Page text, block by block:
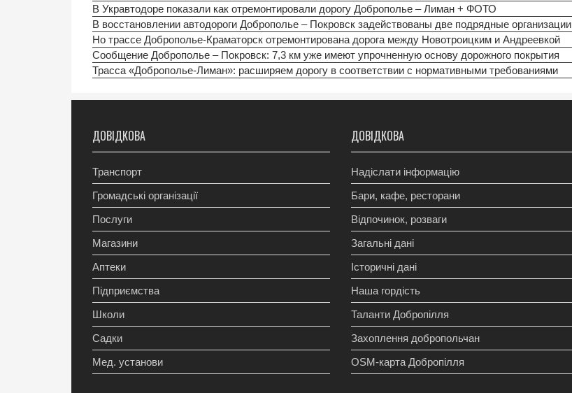
В Укравтодоре показали как отремонтировали дорогу Доброполье – Лиман + ФОТО
В восстановлении автодороги Доброполье – Покровск задействованы две подрядные организации
Но трассе Доброполье-Краматорск отремонтирована дорога между Новотроицким и Андреевкой
Сообщение Доброполье – Покровск: 7,3 км уже имеют упрочненную основу дорожного покрытия
Трасса «Доброполье-Лиман»: расширяем дорогу в соответствии с нормативными требованиями
ДОВІДКОВА
Транспорт
Громадські організації
Послуги
Магазини
Аптеки
Підприємства
Школи
Садки
Мед. установи
ДОВІДКОВА
Надіслати інформацію
Бари, кафе, ресторани
Відпочинок, розваги
Загальні дані
Історичні дані
Наша гордість
Таланти Добропілля
Захоплення добропольчан
OSM-карта Добропілля